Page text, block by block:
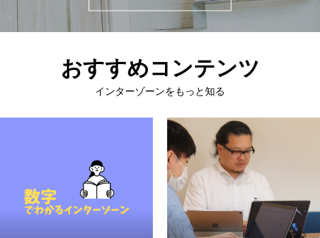
おすすめコンテンツ
インターゾーンをもっと知る